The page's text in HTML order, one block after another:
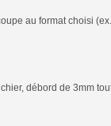
au format choisi
débord de 3mm